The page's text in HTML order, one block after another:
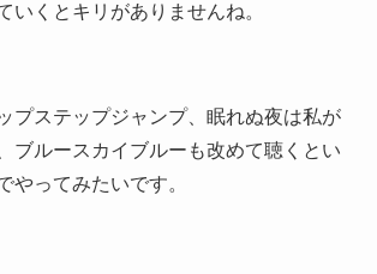
いくとキリがありませんね。
プステップジャンプ、眠れぬ夜は私が
ブルースカイブルーも改めて聴くとい
やってみたいです。